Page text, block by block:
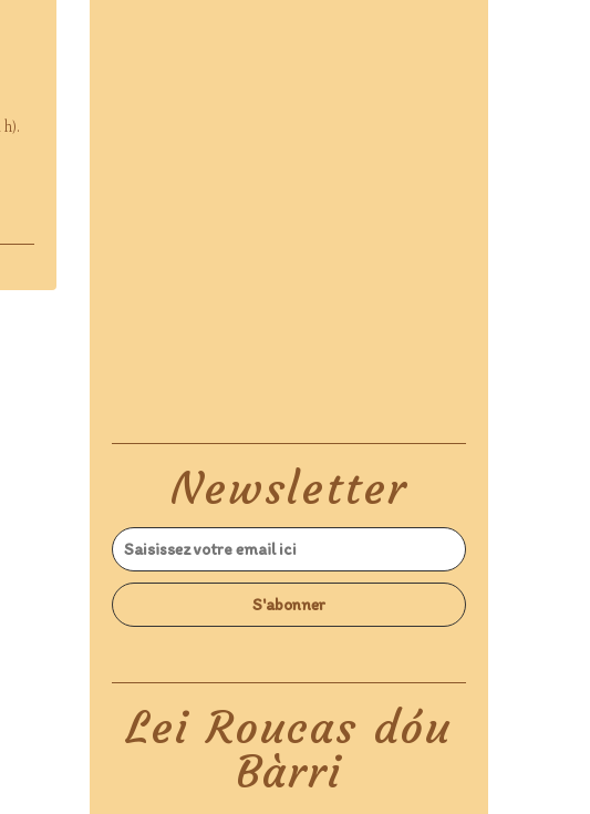
Newsletter
Lei Roucas dóu
Bàrri